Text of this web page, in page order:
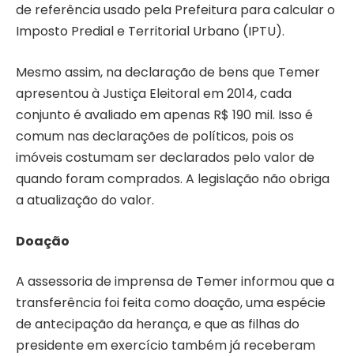
de referência usado pela Prefeitura para calcular o
Imposto Predial e Territorial Urbano (IPTU).
Mesmo assim, na declaração de bens que Temer
apresentou à Justiça Eleitoral em 2014, cada
conjunto é avaliado em apenas R$ 190 mil. Isso é
comum nas declarações de políticos, pois os
imóveis costumam ser declarados pelo valor de
quando foram comprados. A legislação não obriga
a atualização do valor.
Doação
A assessoria de imprensa de Temer informou que a
transferência foi feita como doação, uma espécie
de antecipação da herança, e que as filhas do
presidente em exercício também já receberam